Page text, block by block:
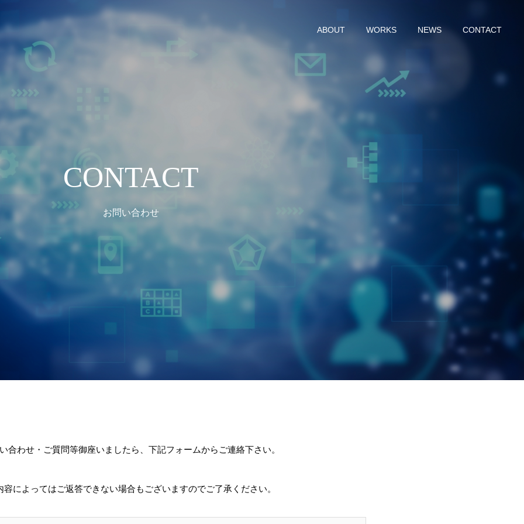
ABOUT WORKS NEWS CONTACT
CONTACT
お問い合わせ
合わせ・ご質問等御座いましたら、下記フォームからご連絡下さい。
によってはご返答できない場合もございますのでご了承ください。